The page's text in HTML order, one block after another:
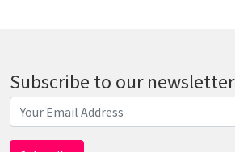
Subscribe to our newsletter